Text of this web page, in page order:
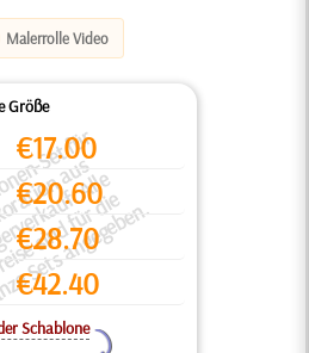
Malerrolle Video
Größe
€17.00
€20.60
€28.70
€42.40
Schablone
Y